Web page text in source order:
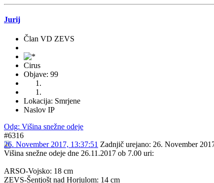
Jurij
Član VD ZEVS
Cirus
Objave: 99
Lokacija: Smrjene
Naslov IP
Odg: Višina snežne odeje
#6316
26. November 2017, 13:37:51 Zadnjič urejano: 26. November
Višina snežne odeje dne 26.11.2017 ob 7.00 uri:
ARSO-Vojsko: 18 cm
ZEVS-Šentjošt nad Horjulom: 14 cm